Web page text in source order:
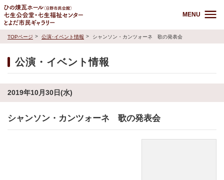
MENU
TOPページ 公演･イベント情報 シャンソン・カンツォーネ 歌の発表会
公演・イベント情報
2019年10月30日(水)
シャンソン・カンツォーネ 歌の発表会